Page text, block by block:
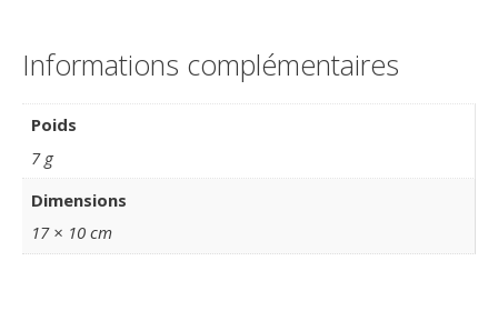
Informations complémentaires
Poids
7 g
Dimensions
17 × 10 cm